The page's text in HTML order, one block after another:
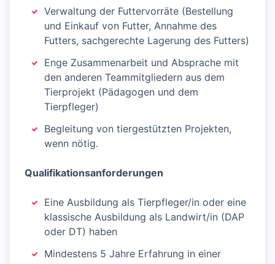
Verwaltung der Futtervorräte (Bestellung
und Einkauf von Futter, Annahme des
Futters, sachgerechte Lagerung des Futters)
Enge Zusammenarbeit und Absprache mit
den anderen Teammitgliedern aus dem
Tierprojekt (Pädagogen und dem
Tierpfleger)
Begleitung von tiergestützten Projekten,
wenn nötig.
Qualifikationsanforderungen
Eine Ausbildung als Tierpfleger/in oder eine
klassische Ausbildung als Landwirt/in (DAP
oder DT) haben
Mindestens 5 Jahre Erfahrung in einer